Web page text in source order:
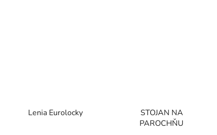
Lenia Eurolocky
STOJAN NA
PAROCHŇU